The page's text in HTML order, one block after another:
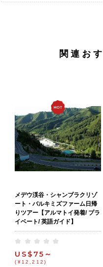
関連お
メデウ渓谷・シャンブラクリゾ
ート・バルキミズファーム日帰
りツアー【アルマトイ発着/ プラ
イベート/ 英語ガイド】
US$75～
(¥12,212)